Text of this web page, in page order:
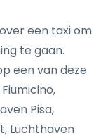
een taxi om
te gaan.
een van deze
Pisa,
Luchthaven